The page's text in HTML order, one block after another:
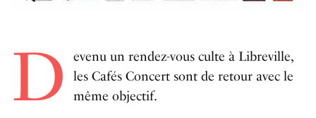
D
evenu un rendez-vous culte à Libreville,
les Cafés Concert sont de retour avec le
même objectif.